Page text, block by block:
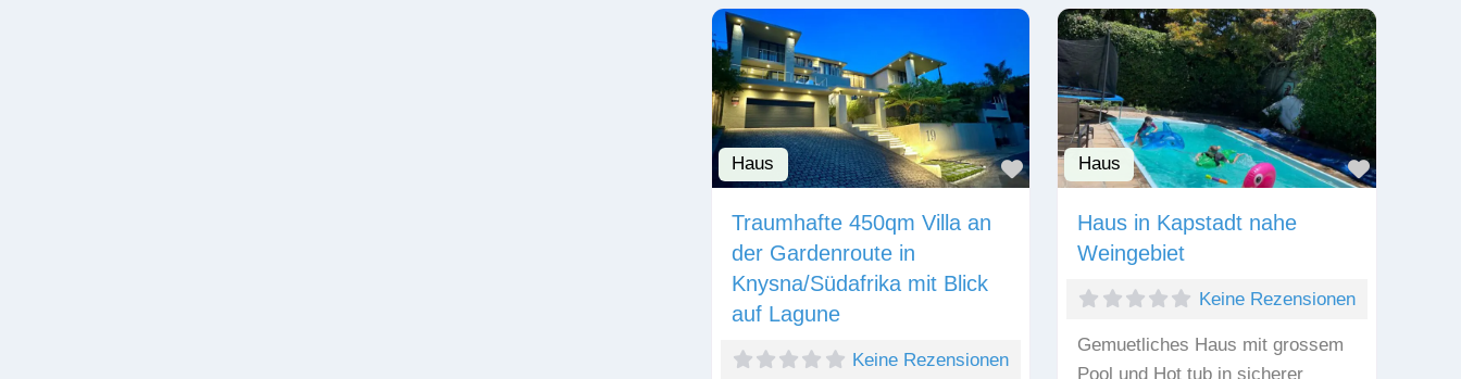
Haus Favorit
Traumhafte 450qm Villa an
der Gardenroute in
Knysna/Südafrika mit Blick
auf Lagune
Keine Rezensionen
Haus Favorit
Haus in Kapstadt nahe
Weingebiet
Keine Rezensionen
Gemuetliches Haus mit grossem
Pool und Hot tub in sicherer